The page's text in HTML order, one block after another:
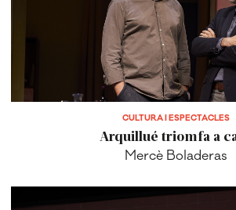
CULTURA I ESPECTACLES
Arquillué triomfa a
Mercè Boladeras